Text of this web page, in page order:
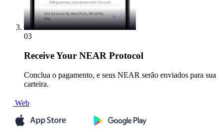
03
ReceiveYour NEAR Protocol
Conclua o pagamento, e seus NEAR serão enviados para sua
carteira.
Web